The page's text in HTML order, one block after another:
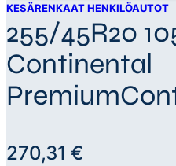
KESÄRENKAAT HENKILÖAUTOT
255/45R20
Continental
270,31 €